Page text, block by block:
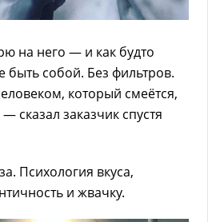
на него — и как будто
собой. Без фильтров.
который смеётся,
сказал заказчик спустя
Психология вкуса,
и жвачку.